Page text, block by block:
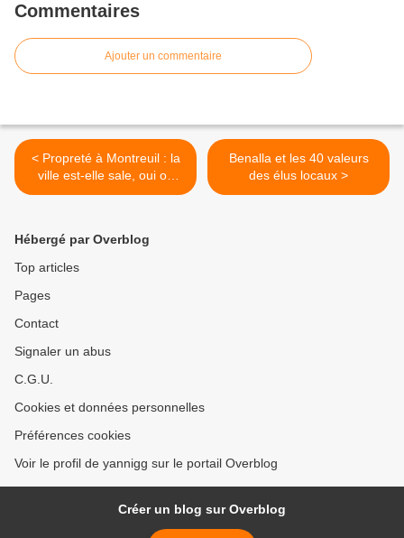
Commentaires
Ajouter un commentaire
< Propreté à Montreuil : la
ville est-elle sale, oui ou
non?
Benalla et les 40 valeurs
des élus locaux >
Hébergé par Overblog
Top articles
Pages
Contact
Signaler un abus
C.G.U.
Cookies et données personnelles
Préférences cookies
Voir le profil de yannigg sur le portail Overblog
Créer un blog sur Overblog